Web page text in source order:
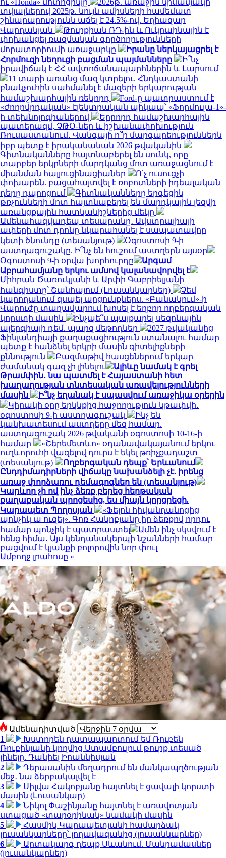
տվյալներով 2025թ. նույն ամիսների համեմատ
շինարարությունն աճել է 24.5%-ով. Եղիազար
Վարդանյան
Թուրքիան ՌԴ-ին և Ուկրաինային է
փոխանցել ռազմական գործողությունների
մորատորիումի առաջարկը
Իրանը ներկայացրել է
Հորմուզի նեղուցի բացման պայմանները
Ի՞նչ
իրավիճակ է ՀՀ ավտոճանապարհներին և Լարսում
11 տարի առանց մազ կտրելու. Հնդկաստանի
բնակչուհին սահմանել է մազերի երկարության
համաշխարհային ռեկորդ
Ford-ը պատրաստում է
«ժողովրդական» էլեկտրական պիկապ՝ «Ֆորմուլա-1»-
ի տեխնոլոգիաներով
Երրորդ համաշխարհային
պատերազմ, ՉԹՕ-ներ և իշխանափոխություն
Ռուսաստանում․ Վանգայի ո՞ր մարգարեություններն
իբր պետք է իրականանան 2026 թվականին
Գիտնականները հայտնաբերել են սունկ, որը
տարբեր երկրների մարդկանց մոտ առաջացնում է
միանման հալյուցինացիաներ
Ո՛չ ուսուցչի
փոխարեն. բացահայտվել է ռոբոտների իդեալական
դերը դպրոցում
Գիտնականները երգեցիկ
թռչունների մոտ հայտնաբերել են մարդկային լեզվի
առանցքային հատկանիշներից մեկը
Ամենահազվադեպ տեսարանը․ Ավստրալիայի
ափերի մոտ դրոնը նկարահանել է սապատավոր
կետի ծնունդը (տեսանյութ)
Օգոստոսի 9-ի
աստղագուշակը. Ի՞նչ են հուշում աստղերն այսօր
Օգոստոսի 9-ի օրվա խորհուրդը
Արգամ
Աբրահամյանը երկու ամսով կալանավորվել է
Միհրան Ծառուկյանի և Արփի Գաբրիելյանի
հանգիստը՝ Շանհայում (Լուսանկարներ)
Չեմ
կարողանում զսպել արցունքներս. «Բանակում»-ի
Վարուժը տաղավարում խոսել է եղբոր ողբերգական
կորստի մասին
Ինչպե՞ս պայքարել սեզոնային
ալերգիայի դեմ. պարզ մեթոդներ
2027 թվականից
Ֆինլանդիայի քաղաքացիություն ստանալու համար
պետք է հանձնել երկրի մասին գիտելիքների
քննություն
Բազմաթիվ հասցեներում երկար
ժամանակ գազ չի լինելու
Ալիևը նամակ է գրել
Թրամփին․ նա պատմել է Հայաստանի հետ
խաղաղության տնտեսական առավելությունների
մասին
Ի՞նչ եղանակ է սպասվում առաջիկա օրերին
Կիրակի օրը երկնքից հաջողություն կթափվի․
օգոստոսի 9-ի աստղագուշակ
Ինչ են
կանխատեսում աստղերը մեզ համար.
աստղագուշակ 2026 թվականի օգոստոսի 10-16-ի
համար
«Շերեմետևո» օդանավակայանում երկու
ուղևորուհի վազելով դուրս է եկել թռիչքադաշտ
(տեսանյութ)
Ողբերգական դեպք՝ Երևանում
Ընդդիմադիրների վիճակը նախանձելի չէ. իրենց
առաջ փորձառու դեմագոգներ են (տեսանյութ)
Կարևոր չի ով ինչ ձեռք բերեց հերթական
քաղաքական պրոցեսից, ես միայն կորցրեցի.
Կարապետ Պողոսյան
«Ֆելոն հիվանդանոցից
պոնչիկ ա ուզել». Գոռ Հակոբյանը իր ձեռքով որդու
համար պոնչիկ է պատրաստել
Ամեն ինչ սկսվում է
հենց հիմա․ Այս կենդանակերպի նշանների համար
բացվում է կյանքի բոլորովին նոր փուլ
Ամբողջ լրահոսը »
Ամենադիտված
1
Խստորեն դատապարտում եմ Ռուբեն
Ռուբինյանի կողմից Ստամբուլում թուրք տեսած
լինելը. Դանիել Իոաննիսյան
2
Դերասանին մեղադրում են մանկապղծության
մեջ․ նա ձերբակալվել է
3
Սիլվա Հակոբյանը հայտնել է ցավալի կորստի
մասին (Լուսանկար)
4
Նիկոլ Փաշինյանը հայտնել է առավոտյան
ստացած «տարօրինակ» նամակի մասին
5
Հասմիկ Կարապետյանի համարձակ
լուսանկարները՝ լողավազանից (լուսանկարներ)
6
Արտակարգ դեպք Սևանում. Մանրամասներ
(լուսանկարներ)